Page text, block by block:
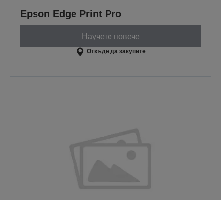
Epson Edge Print Pro
Научете повече
Откъде да закупите